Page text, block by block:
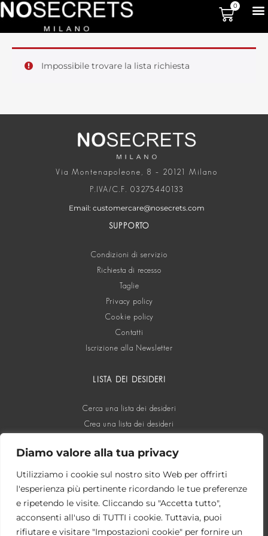
Diamo valore alla tua privacy
Utilizziamo i cookie sul nostro sito Web per offrirti
l'esperienza più pertinente ricordando le tue preferenze
e ripetendo le visite. Cliccando su "Accetta tutto",
acconsenti all'uso di TUTTI i cookie. Tuttavia, puoi
rifiutare e visitare "Impostazioni cookie" per fornire un
0
Impossibile trovare la lista richiesta
Via Montenapoleone, 8 – 20121 Milano
P.IVA/C.F. 03275440133
Email: customercare@nosecrets.com
SUPPORTO
Condizioni di servizio
Richiesta di recesso
Taglie
Privacy policy
Cookie policy
Contatti
Iscrizione alla Newsletter
LISTA DEI DESIDERI
Cerca una lista dei desideri
Crea una lista dei desideri
SOCIAL